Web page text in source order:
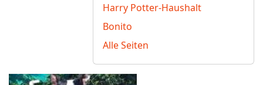
Harry Potter-Haushalt
Bonito
Alle Seiten